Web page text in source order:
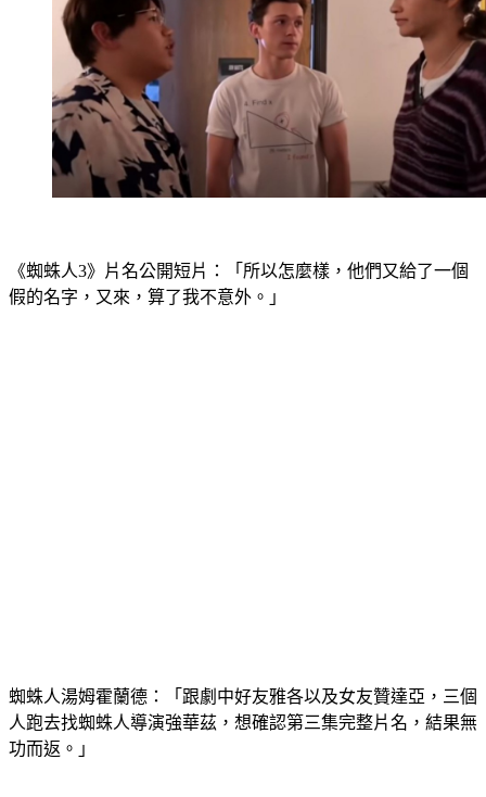
《蜘蛛人3》片名公開短片：「所以怎麼樣，他們又給了一個
假的名字，又來，算了我不意外。」
蜘蛛人湯姆霍蘭德：「跟劇中好友雅各以及女友贊達亞，三個
人跑去找蜘蛛人導演強華茲，想確認第三集完整片名，結果無
功而返。」